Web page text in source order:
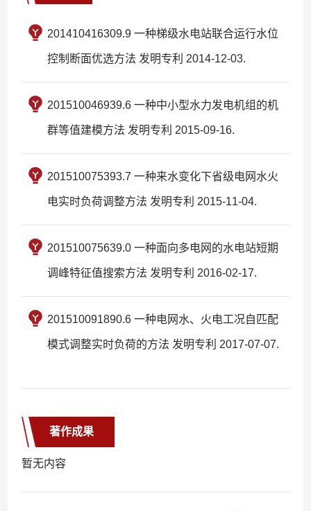
201410416309.9 一种梯级水电站联合运行水位
控制断面优选方法 发明专利 2014-12-03.
201510046939.6 一种中小型水力发电机组的机
群等值建模方法 发明专利 2015-09-16.
201510075393.7 一种来水变化下省级电网水火
电实时负荷调整方法 发明专利 2015-11-04.
201510075639.0 一种面向多电网的水电站短期
调峰特征值搜索方法 发明专利 2016-02-17.
201510091890.6 一种电网水、火电工况自匹配
模式调整实时负荷的方法 发明专利 2017-07-07.
著作成果
暂无内容